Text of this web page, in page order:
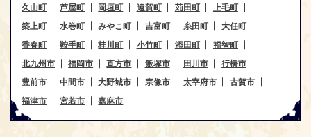
久山町
芦屋町 岡垣町 遠賀町 苅田町
上毛町
築上町
水巻町 みやこ町 吉富町 糸田町
大任町
香春町
鞍手町 桂川町 小竹町 添田町
福智町
北九州市
福岡市 直方市 飯塚市 田川市
行橋市
豊前市
中間市 大野城市 宗像市 太宰府市
古賀市
福津市
宮若市 嘉麻市